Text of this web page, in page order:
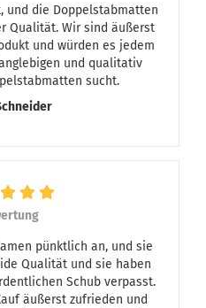
und die Doppelstabmatten
Qualität. Wir sind äußerst
und würden es jedem
und qualitativ
sucht.
pünktlich an, und sie
Qualität und sie haben
Schub verpasst.
äußerst zufrieden und